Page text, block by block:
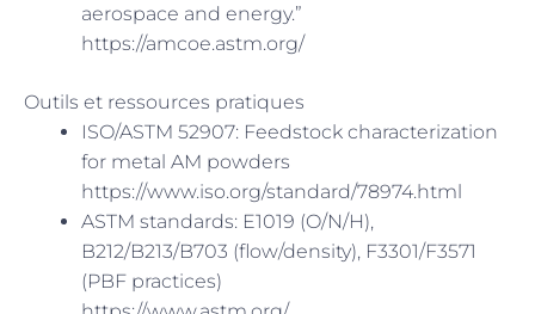
aerospace and energy.”
https://amcoe.astm.org/
Outils et ressources pratiques
ISO/ASTM 52907: Feedstock characterization
for metal AM powders
https://www.iso.org/standard/78974.html
ASTM standards: E1019 (O/N/H),
B212/B213/B703 (flow/density), F3301/F3571
(PBF practices)